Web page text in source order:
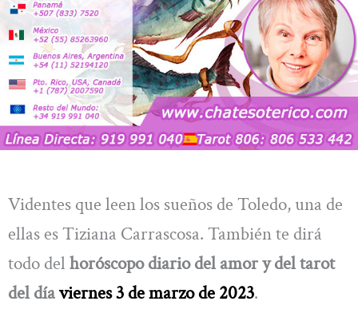
Videntes que leen los sueños de Toledo, una de
ellas es Tiziana Carrascosa. También te dirá
todo del horóscopo diario del amor y del tarot
del díaviernes 3 de marzo de 2023.